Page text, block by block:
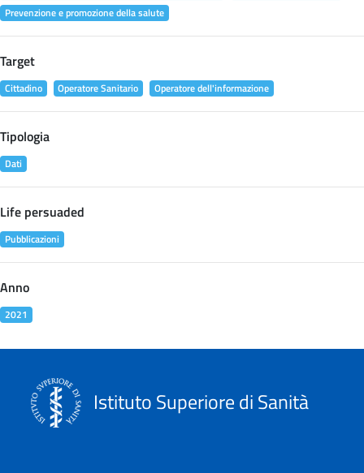
Prevenzione e promozione della salute
Target
Cittadino Operatore Sanitario Operatore dell'informazione
Tipologia
Dati
Life persuaded
Pubblicazioni
Anno
2021
Istituto Superiore di Sanità